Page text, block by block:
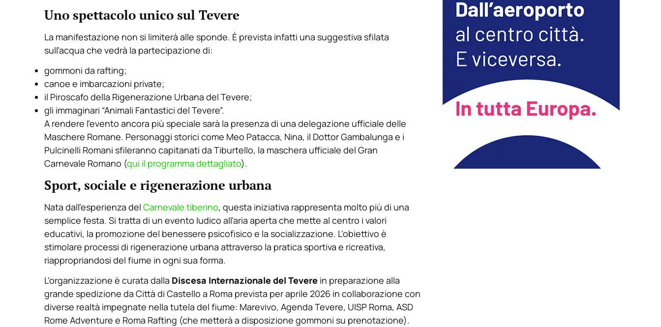
Uno spettacolo unico sul Tevere
La manifestazione non si limiterà alle sponde. È prevista infatti una suggestiva sfilata
sull’acqua che vedrà la partecipazione di:
gommoni da rafting;
canoe e imbarcazioni private;
il Piroscafo della Rigenerazione Urbana del Tevere;
gli immaginari “Animali Fantastici del Tevere”.
A rendere l’evento ancora più speciale sarà la presenza di una delegazione ufficiale delle
Maschere Romane. Personaggi storici come Meo Patacca, Nina, il Dottor Gambalunga e i
Pulcinelli Romani sfileranno capitanati da Tiburtello, la maschera ufficiale del Gran
Carnevale Romano (qui il programma dettagliato).
Sport, sociale e rigenerazione urbana
Nata dall’esperienza del Carnevale tiberino, questa iniziativa rappresenta molto più di una
semplice festa. Si tratta di un evento ludico all’aria aperta che mette al centro i valori
educativi, la promozione del benessere psicofisico e la socializzazione. L’obiettivo è
stimolare processi di rigenerazione urbana attraverso la pratica sportiva e ricreativa,
riappropriandosi del fiume in ogni sua forma.
L’organizzazione è curata dalla Discesa Internazionale del Teverein preparazione alla
grande spedizione da Città di Castello a Roma prevista per aprile 2026 in collaborazione con
diverse realtà impegnate nella tutela del fiume: Marevivo, Agenda Tevere, UISP Roma, ASD
Rome Adventure e Roma Rafting (che metterà a disposizione gommoni su prenotazione).